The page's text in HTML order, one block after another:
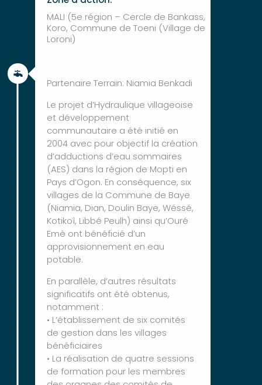

MALI (5e région – Cercle de Bankass,
Koro, Commune de Toeni (Village de
Loroni)
Partenaire Terrain: Niamia Benkadi
Le projet d’Hydraulique villageoise
et développement
communautaire a été initié en
2004 avec pour objectif la création
d’adductions d’eau sommaires
(AES) dans la région de Mopti en
Pays d’Ogon. En conséquence, six
villages de la Commune de Baye
(Niamia, Dian, Doulin Baye, Wéssé,
Kotikoî, Libbé Peulh) ainsi qu’Ouré
Emè ont bénéficié d’un
approvisionnement en eau
potable.
En parallèle, d’autres résultats
significatifs ont été obtenus,
notamment :
• L’établissement de six comités
de gestion dans les villages
bénéficiaires
• La réalisation de quatre sessions
de formation pour les membres